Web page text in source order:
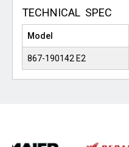
TECHNICAL SPEC
Model
867-190142 E2